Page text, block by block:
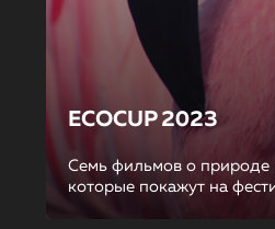
ECOCUP 2023
Семь фильмов о природе
которые покажут на